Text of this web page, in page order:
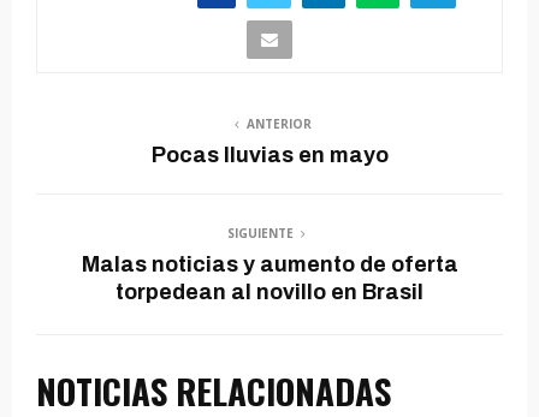
ANTERIOR
Pocas lluvias en mayo
SIGUIENTE
Malas noticias y aumento de oferta
torpedean al novillo en Brasil
NOTICIAS RELACIONADAS